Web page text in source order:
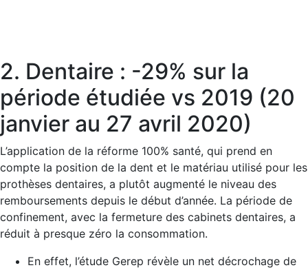
2. Dentaire : -29% sur la
période étudiée vs 2019 (20
janvier au 27 avril 2020)
L’application de la réforme 100% santé, qui prend en
compte la position de la dent et le matériau utilisé pour les
prothèses dentaires, a plutôt augmenté le niveau des
remboursements depuis le début d’année. La période de
confinement, avec la fermeture des cabinets dentaires, a
réduit à presque zéro la consommation.
En effet, l’étude Gerep révèle un net décrochage de